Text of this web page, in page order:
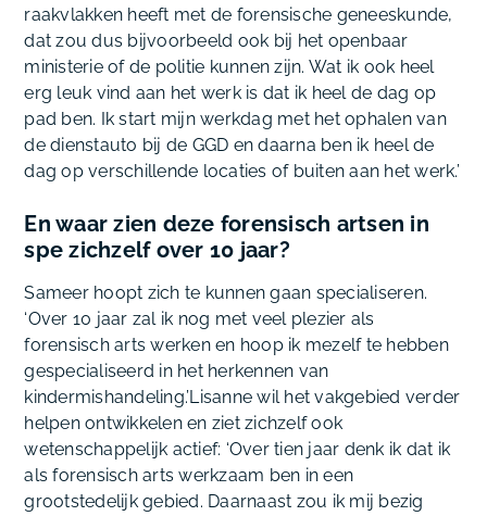
raakvlakken heeft met de forensische geneeskunde,
dat zou dus bijvoorbeeld ook bij het openbaar
ministerie of de politie kunnen zijn. Wat ik ook heel
erg leuk vind aan het werk is dat ik heel de dag op
pad ben. Ik start mijn werkdag met het ophalen van
de dienstauto bij de GGD en daarna ben ik heel de
dag op verschillende locaties of buiten aan het werk.’
En waar zien deze forensisch artsen in
spe zichzelf over 10 jaar?
Sameer hoopt zich te kunnen gaan specialiseren.
‘Over 10 jaar zal ik nog met veel plezier als
forensisch arts werken en hoop ik mezelf te hebben
gespecialiseerd in het herkennen van
kindermishandeling.’Lisanne wil het vakgebied verder
helpen ontwikkelen en ziet zichzelf ook
wetenschappelijk actief: ‘Over tien jaar denk ik dat ik
als forensisch arts werkzaam ben in een
grootstedelijk gebied. Daarnaast zou ik mij bezig